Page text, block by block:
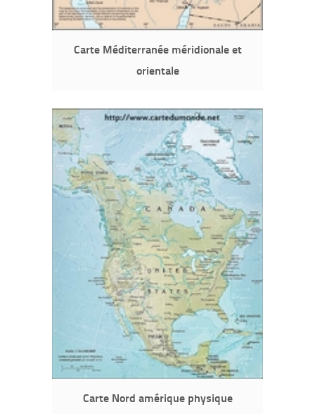
Carte Méditerranée méridionale et
orientale
Carte Nord amérique physique